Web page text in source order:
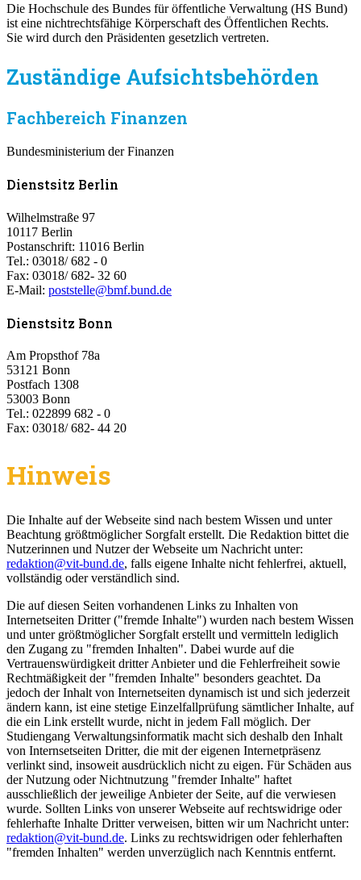
Die Hochschule des Bundes für öffentliche Verwaltung (HS Bund)
ist eine nichtrechtsfähige Körperschaft des Öffentlichen Rechts.
Sie wird durch den Präsidenten gesetzlich vertreten.
Zuständige Aufsichtsbehörden
Fachbereich Finanzen
Bundesministerium der Finanzen
Dienstsitz Berlin
Wilhelmstraße 97
10117 Berlin
Postanschrift: 11016 Berlin
Tel.: 03018/ 682 - 0
Fax: 03018/ 682- 32 60
E-Mail: poststelle@bmf.bund.de
Dienstsitz Bonn
Am Propsthof 78a
53121 Bonn
Postfach 1308
53003 Bonn
Tel.: 022899 682 - 0
Fax: 03018/ 682- 44 20
Hinweis
Die Inhalte auf der Webseite sind nach bestem Wissen und unter
Beachtung größtmöglicher Sorgfalt erstellt. Die Redaktion bittet die
Nutzerinnen und Nutzer der Webseite um Nachricht unter:
redaktion@vit-bund.de, falls eigene Inhalte nicht fehlerfrei, aktuell,
vollständig oder verständlich sind.
Die auf diesen Seiten vorhandenen Links zu Inhalten von
Internetseiten Dritter ("fremde Inhalte") wurden nach bestem Wissen
und unter größtmöglicher Sorgfalt erstellt und vermitteln lediglich
den Zugang zu "fremden Inhalten". Dabei wurde auf die
Vertrauenswürdigkeit dritter Anbieter und die Fehlerfreiheit sowie
Rechtmäßigkeit der "fremden Inhalte" besonders geachtet. Da
jedoch der Inhalt von Internetseiten dynamisch ist und sich jederzeit
ändern kann, ist eine stetige Einzelfallprüfung sämtlicher Inhalte, auf
die ein Link erstellt wurde, nicht in jedem Fall möglich. Der
Studiengang Verwaltungsinformatik macht sich deshalb den Inhalt
von Internsetseiten Dritter, die mit der eigenen Internetpräsenz
verlinkt sind, insoweit ausdrücklich nicht zu eigen. Für Schäden aus
der Nutzung oder Nichtnutzung "fremder Inhalte" haftet
ausschließlich der jeweilige Anbieter der Seite, auf die verwiesen
wurde. Sollten Links von unserer Webseite auf rechtswidrige oder
fehlerhafte Inhalte Dritter verweisen, bitten wir um Nachricht unter:
redaktion@vit-bund.de. Links zu rechtswidrigen oder fehlerhaften
"fremden Inhalten" werden unverzüglich nach Kenntnis entfernt.